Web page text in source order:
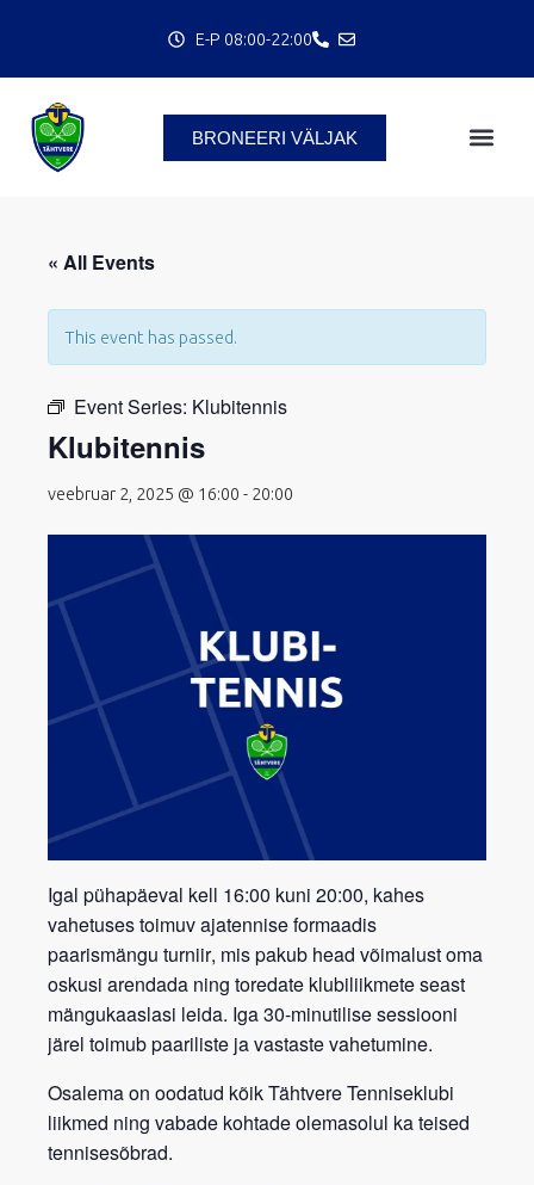
E-P 08:00-22:00
BRONEERI VÄLJAK
« All Events
This event has passed.
Event Series: Klubitennis
Klubitennis
veebruar 2, 2025 @ 16:00 - 20:00
Igal pühapäeval kell 16:00 kuni 20:00, kahes
vahetuses toimuv ajatennise formaadis
paarismängu turniir, mis pakub head võimalust oma
oskusi arendada ning toredate klubiliikmete seast
mängukaaslasi leida. Iga 30-minutilise sessiooni
järel toimub paariliste ja vastaste vahetumine.
Osalema on oodatud kõikTähtvere Tenniseklubi
liikmed ning vabade kohtade olemasolul ka teised
tennisesõbrad.